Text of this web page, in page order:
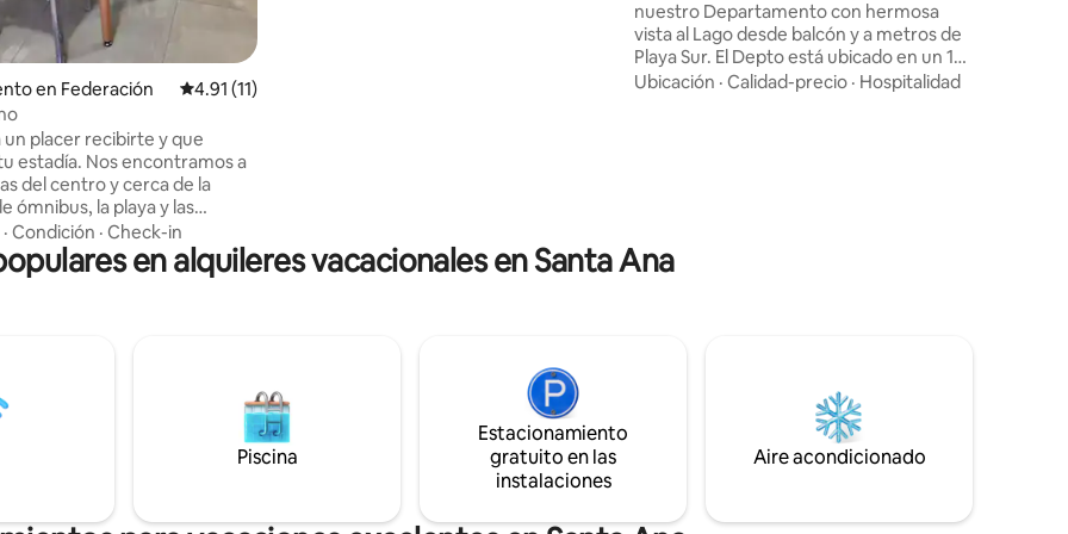
en Federación Calificación promedio: 4.91 de 5, 11 reseñas
4.91 (11)
un placer recibirte y que
estadía. Nos encontramos a
del centro y cerca de la
ómnibus, la playa y las
zona permite moverte
y disfrutar de los principales
y servicios de la ciudad.
pava eléctrica * Ropa de
· Condición · Check-in
nuestro Departamento con hermosa
vista al Lago desde balcón y a metros de
Playa Sur. El Depto está ubicado en un 1er
piso por escaleras contamos con
FRÍO + estuf eléctrica y balcón vista al
Ubicación · Calidad-precio · Hospitalidad
en alquileres vacacionales en Santa Ana
Piscina
Estacionamiento
gratuito en las
instalaciones
Aire acondicionado